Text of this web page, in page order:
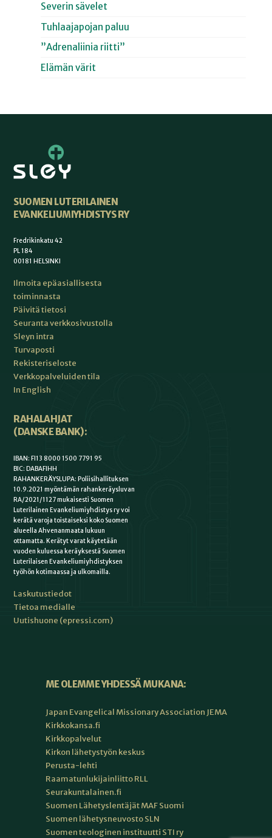
Severin sävelet
Tuhlaajapojan paluu
”Adrenaliinia riitti”
Elämän värit
SUOMEN LUTERILAINEN
EVANKELIUMIYHDISTYS RY
Fredrikinkatu 42
PL 184
00181 HELSINKI
Ilmoita epäasiallisesta
toiminnasta
Päivitä tietosi
Seuranta verkkosivustolla
Sleyn intra
Turvaposti
Rekisteriseloste
Verkkopalveluiden tila
In English
RAHALAHJAT
(DANSKE BANK):
IBAN: FI13 8000 1500 7791 95
BIC: DABAFIHH
RAHANKERÄYSLUPA: Poliisihallituksen
10.9.2021 myöntämän rahankeräysluvan
RA/2021/1127 mukaisesti Suomen
Luterilainen Evankeliumiyhdistys ry voi
kerätä varoja toistaiseksi koko Suomen
alueella Ahvenanmaata lukuun
ottamatta. Kerätyt varat käytetään
vuoden kuluessa keräyksestä Suomen
Luterilaisen Evankeliumiyhdistyksen
työhön kotimaassa ja ulkomailla.
Laskutustiedot
Tietoa medialle
Uutishuone (epressi.com)
ME OLEMME YHDESSÄ MUKANA:
Japan Evangelical Missionary Association JEMA
Kirkkokansa.fi
Kirkkopalvelut
Kirkon lähetystyön keskus
Perusta-lehti
Raamatunlukijainliitto RLL
Seurakuntalainen.fi
Suomen Lähetyslentäjät MAF Suomi
Suomen lähetysneuvosto SLN
Suomen teologinen instituutti STI ry